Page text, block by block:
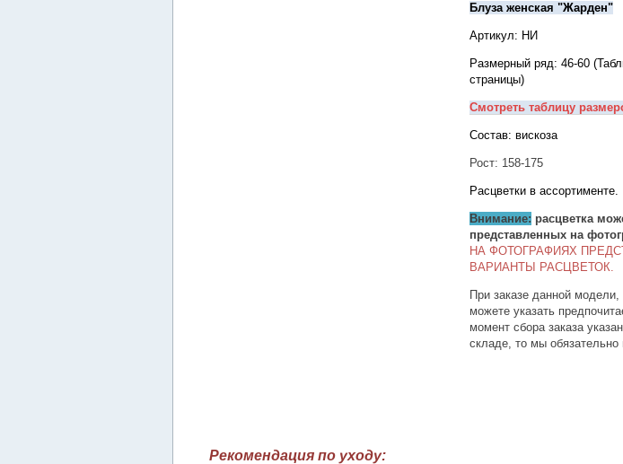
Блуза женская "Жарден"
Артикул: НИ
Размерный ряд: 46-60
страницы)
Смотреть таблицу
Состав: вискоза
Рост: 158-175
Расцветки в ассортименте.
Внимание: расцветка
представленных на
НА ФОТОГРАФИЯХ
ВАРИАНТЫ РАСЦВЕТОК.
При заказе данной
можете указать
момент сбора заказа
складе, то мы
Рекомендация по уходу: